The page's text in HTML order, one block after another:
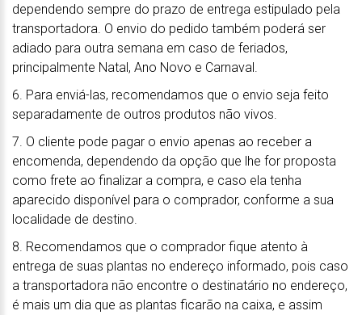
dependendo sempre do prazo de entrega estipulado pela
transportadora. O envio do pedido também poderá ser
adiado para outra semana em caso de feriados,
principalmente Natal, Ano Novo e Carnaval.
6. Para enviá-las, recomendamos que o envio seja feito
separadamente de outros produtos não vivos.
7. O cliente pode pagar o envio apenas ao receber a
encomenda, dependendo da opção que lhe for proposta
como frete ao finalizar a compra, e caso ela tenha
aparecido disponível para o comprador, conforme a sua
localidade de destino.
8. Recomendamos que o comprador fique atento à
entrega de suas plantas no endereço informado, pois caso
a transportadora não encontre o destinatário no endereço,
é mais um dia que as plantas ficarão na caixa, e assim